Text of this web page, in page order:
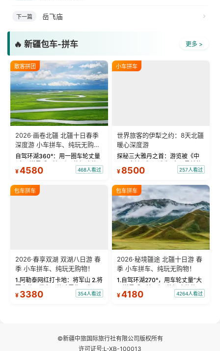
下一篇 岳飞庙
🔥 新疆包车-拼车 更多 >
散客拼团
2026·画卷北疆 北疆十日春季
深度游 小车拼车、纯玩无购
物！
自驾环湖360°：用一圈车轮丈量
“大西洋最后一滴眼泪”的极致蔚
蓝。 赛湖旅拍：甄选多款风格服
绝美瞬间。 赛湖坦克300跟车视
频：专业摄影师...
¥4580 468人看过
小车拼车
世界旅客的伊犁之约：8天北疆
暖心深度游
探秘三大雅丹之首：游览被《中
国国家地理》评选为“中国最美的
三大雅丹”第一名的克拉玛依魔鬼
瓦人最大村落——禾木村，欣赏
晨雾与小木...
¥ 8500 257人看过
包车拼车
2026·春享双湖 双湖八日游 春
季 小车拼车、纯玩无购物！
1.阿勒泰网红打卡地：将军山 2.将
军山落日缆车，体验雪都风光 3.
将军山，夕阳派对，蹦迪party 4.
¥ 3380 354人看过
包车拼车
2026·秘境疆途 北疆十日游 春
季 小车拼车、纯玩无购物！
1.自驾环湖270°，用车轮丈量“大
西洋最后一滴眼泪”的极致蔚蓝，
让雪山、花海与深邃湖水在转弯
¥4180 4264人看过
©新疆中旅国际旅行社有限公司版权所有
许可证号:L-XB-100013